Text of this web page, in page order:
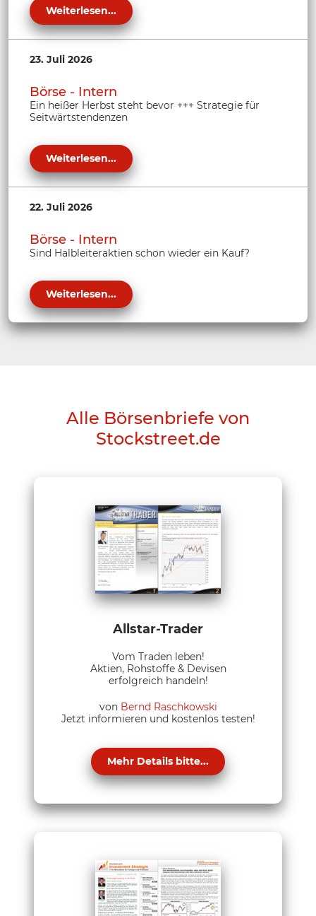
Weiterlesen...
23. Juli 2026
Börse - Intern
Ein heißer Herbst steht bevor +++ Strategie für
Seitwärtstendenzen
Weiterlesen...
22. Juli 2026
Börse - Intern
Sind Halbleiteraktien schon wieder ein Kauf?
Weiterlesen...
Alle Börsenbriefe von
Stockstreet.de
Allstar-Trader
Vom Traden leben!
Aktien, Rohstoffe & Devisen
erfolgreich handeln!
von Bernd Raschkowski
Jetzt informieren und kostenlos testen!
Mehr Details bitte...